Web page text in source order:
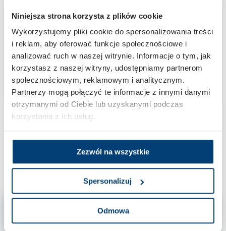
Niniejsza strona korzysta z plików cookie
Wykorzystujemy pliki cookie do spersonalizowania treści
i reklam, aby oferować funkcje społecznościowe i
analizować ruch w naszej witrynie. Informacje o tym, jak
korzystasz z naszej witryny, udostępniamy partnerom
społecznościowym, reklamowym i analitycznym.
Partnerzy mogą połączyć te informacje z innymi danymi
otrzymanymi od Ciebie lub uzyskanymi podczas
korzystania z ich usług.
Zezwól na wszystkie
Spersonalizuj
Odmowa
Badanie zakończone
Badania kliniczne – Przewlekłe zapalenie zatok
Przewlekłe zapalenie zatok bez polipów nosa to długotrwałe zapalenie błony śluzowej
zatok przynosowych, które utrzymuje się przez co najmniej 12 tygodni bez przerwy.
OTOLARYNGOLOGIA
Jak wziąć udział
w badaniach klinicznych